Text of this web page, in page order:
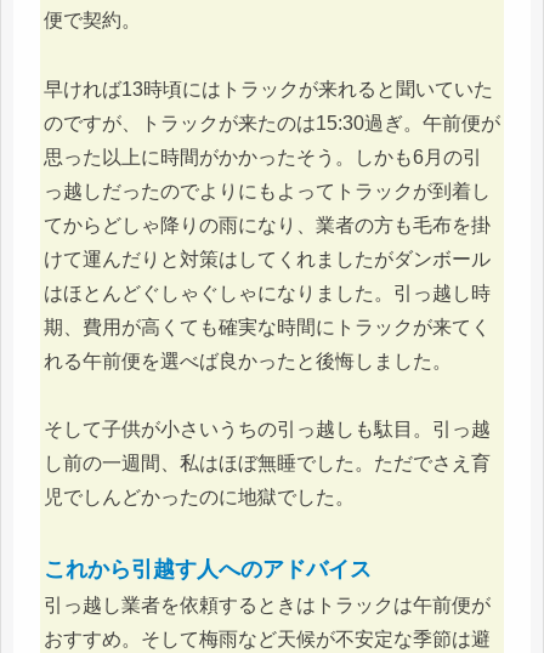
便で契約。
早ければ13時頃にはトラックが来れると聞いていた
のですが、トラックが来たのは15:30過ぎ。午前便が
思った以上に時間がかかったそう。しかも6月の引
っ越しだったのでよりにもよってトラックが到着し
てからどしゃ降りの雨になり、業者の方も毛布を掛
けて運んだりと対策はしてくれましたがダンボール
はほとんどぐしゃぐしゃになりました。引っ越し時
期、費用が高くても確実な時間にトラックが来てく
れる午前便を選べば良かったと後悔しました。
そして子供が小さいうちの引っ越しも駄目。引っ越
し前の一週間、私はほぼ無睡でした。ただでさえ育
児でしんどかったのに地獄でした。
これから引越す人へのアドバイス
引っ越し業者を依頼するときはトラックは午前便が
おすすめ。そして梅雨など天候が不安定な季節は避